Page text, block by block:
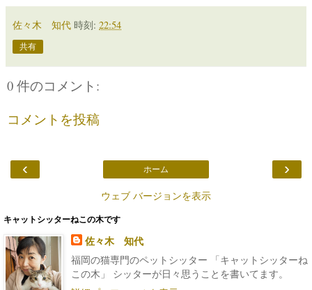
佐々木 知代 時刻: 22:54
共有
0 件のコメント:
コメントを投稿
‹ ›
ホーム
ウェブ バージョンを表示
キャットシッターねこの木です
佐々木 知代
福岡の猫専門のペットシッター 「キャットシッターね
この木」 シッターが日々思うことを書いてます。